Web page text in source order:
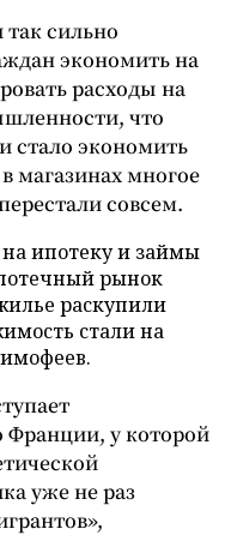
сильно
экономить на
расходы на
что
стало экономить
магазинах многое
совсем.
ипотеку и займы
рынок
раскупили
стали на
Франции, у которой
уже не раз